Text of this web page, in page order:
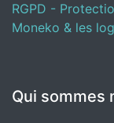
RGPD -
Moneko & les
Qui sommes